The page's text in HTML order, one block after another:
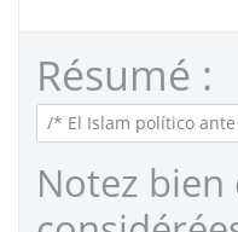
Résumé :
Notez